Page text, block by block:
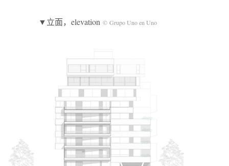
▼立面，elevation © Grupo Uno en Uno